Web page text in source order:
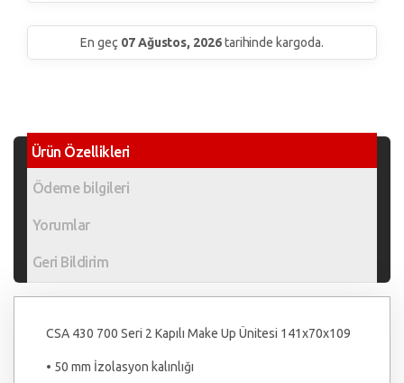
En geç 07 Ağustos, 2026tarihinde kargoda.
Ürün Özellikleri
Ödeme bilgileri
Yorumlar
Geri Bildirim
CSA 430 700 Seri 2 Kapılı Make Up Ünitesi 141x70x109
• 50 mm İzolasyon kalınlığı